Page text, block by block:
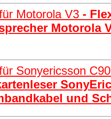
Motorola V3 -
Motorola
Sonyericsson
und